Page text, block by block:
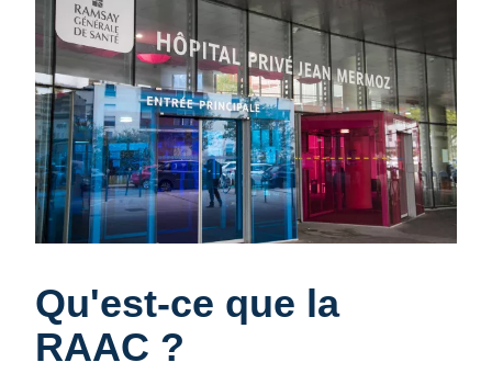
Qu'est-ce que la
RAAC ?